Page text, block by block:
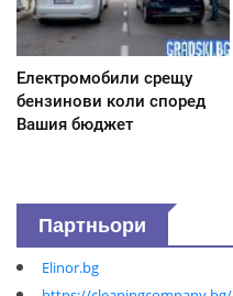
Електромобили срещу
бензинови коли според
Вашия бюджет
Партньори
Elinor.bg